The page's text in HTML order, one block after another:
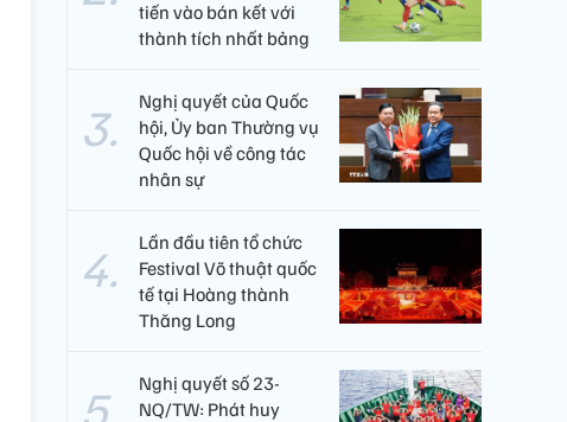
tiến vào bán kết với
thành tích nhất bảng
Nghị quyết của Quốc
hội, Ủy ban Thường vụ
Quốc hội về công tác
nhân sự
Lần đầu tiên tổ chức
Festival Võ thuật quốc
tế tại Hoàng thành
Thăng Long
Nghị quyết số 23-
NQ/TW: Phát huy